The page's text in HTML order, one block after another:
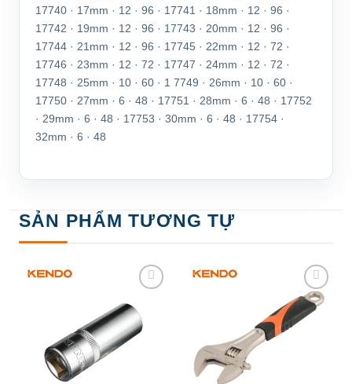
17740 · 17mm · 12 · 96 · 17741 · 18mm · 12 · 96 ·
17742 · 19mm · 12 · 96 · 17743 · 20mm · 12 · 96 ·
17744 · 21mm · 12 · 96 · 17745 · 22mm · 12 · 72 ·
17746 · 23mm · 12 · 72 · 17747 · 24mm · 12 · 72 ·
17748 · 25mm · 10 · 60 · 1 7749 · 26mm · 10 · 60 ·
17750 · 27mm · 6 · 48 · 17751 · 28mm · 6 · 48 · 17752
· 29mm · 6 · 48 · 17753 · 30mm · 6 · 48 · 17754 ·
32mm · 6 · 48
SẢN PHẨM TƯƠNG TỰ
wishlist
Add to
wishlist